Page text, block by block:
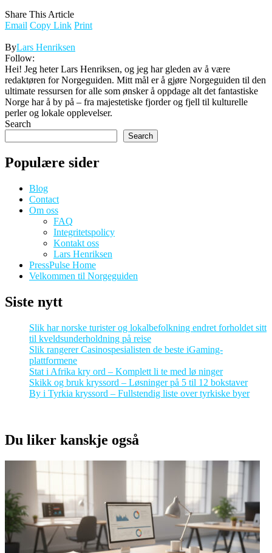
Share This Article
Email Copy Link Print
ByLars Henriksen
Follow:
Hei! Jeg heter Lars Henriksen, og jeg har gleden av å være
redaktøren for Norgeguiden. Mitt mål er å gjøre Norgeguiden til den
ultimate ressursen for alle som ønsker å oppdage alt det fantastiske
Norge har å by på – fra majestetiske fjorder og fjell til kulturelle
perler og lokale opplevelser.
Search
Search
Populære sider
Blog
Contact
Om oss
FAQ
Integritetspolicy
Kontakt oss
Lars Henriksen
PressPulse Home
Velkommen til Norgeguiden
Siste nytt
Slik har norske turister og lokalbefolkning endret forholdet sitt
til kveldsunderholdning på reise
Slik rangerer Casinospesialisten de beste iGaming-
plattformene
Stat i Afrika kry ord – Komplett li te med lø ninger
Skikk og bruk kryssord – Løsninger på 5 til 12 bokstaver
By i Tyrkia kryssord – Fullstendig liste over tyrkiske byer
Du liker kanskje også